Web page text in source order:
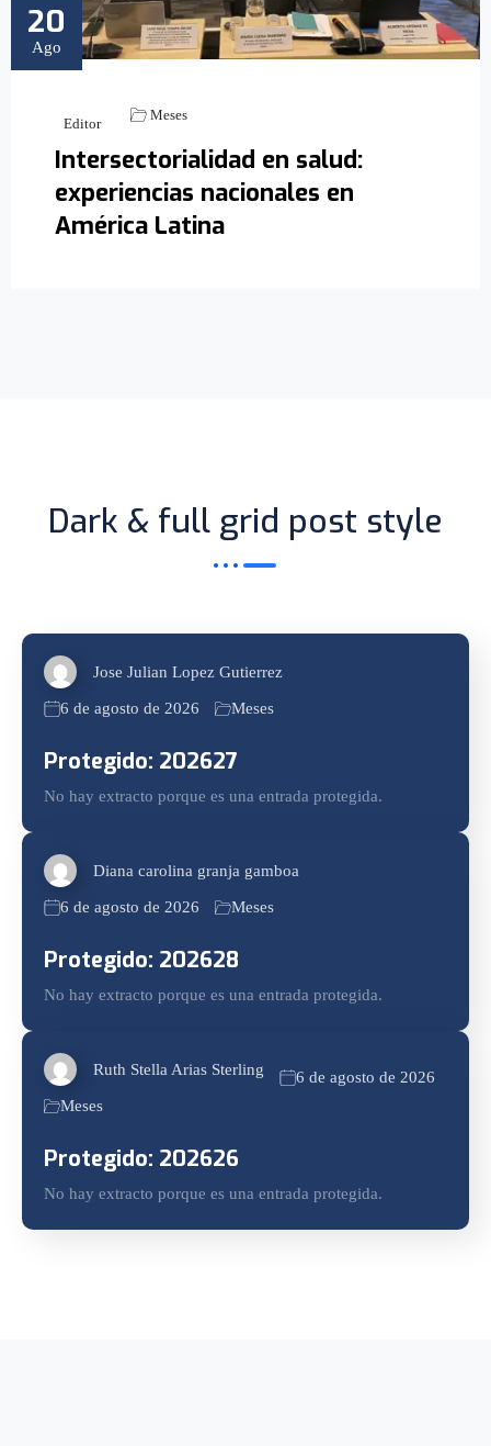
20
Ago
Editor Meses
Intersectorialidad en salud:
experiencias nacionales en
América Latina
Dark & full grid post style
Jose Julian Lopez Gutierrez
6 de agosto de 2026 Meses
Protegido: 202627
No hay extracto porque es una entrada protegida.
Diana carolina granja gamboa
6 de agosto de 2026 Meses
Protegido: 202628
No hay extracto porque es una entrada protegida.
Ruth Stella Arias Sterling
6 de agosto de 2026
Meses
Protegido: 202626
No hay extracto porque es una entrada protegida.